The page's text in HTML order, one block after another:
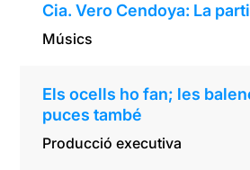
Cia. Vero Cendoya: La
Músics
Els ocells ho fan; les
puces també
Producció executiva